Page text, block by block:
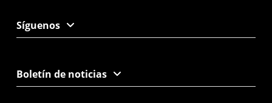
Síguenos
Boletín de noticias